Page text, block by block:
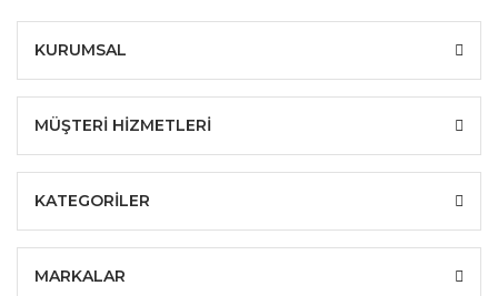
KURUMSAL
MÜŞTERİ HİZMETLERİ
KATEGORİLER
MARKALAR